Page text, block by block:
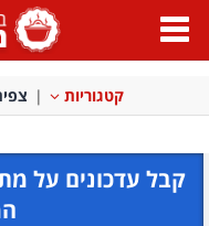
פתח
תפריט
קטגוריות
קבל עדכונים על